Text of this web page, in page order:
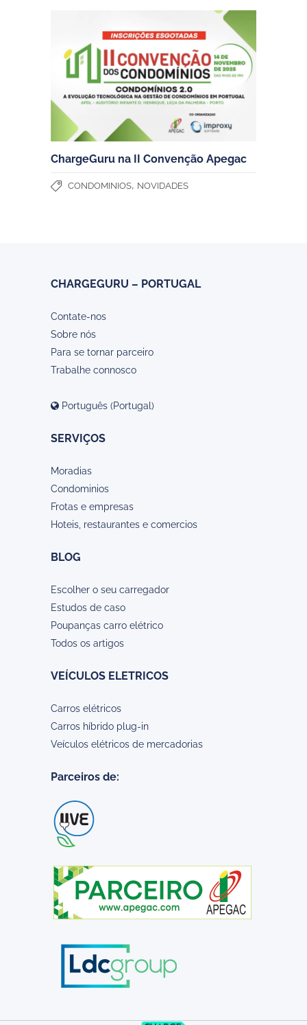
ChargeGuru na II Convenção Apegac
CONDOMINIOS, NOVIDADES
CHARGEGURU – PORTUGAL
Contate-nos
Sobre nós
Para se tornar parceiro
Trabalhe connosco
Português (Portugal)
SERVIÇOS
Moradias
Condominios
Frotas e empresas
Hoteis, restaurantes e comercios
BLOG
Escolher o seu carregador
Estudos de caso
Poupanças carro elétrico
Todos os artigos
VEÍCULOS ELETRICOS
Carros elétricos
Carros híbrido plug-in
Veículos elétricos de mercadorias
Parceiros de: